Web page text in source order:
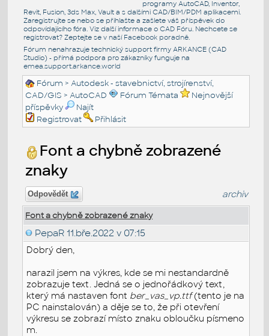
programy AutoCAD, Inventor,
Revit, Fusion, 3ds Max, Vault a s dalšími CAD/BIM/PDM aplikacemi.
Zaregistrujte se nebo se přihlašte a zašlete váš příspěvek do
odpovídajícího fóra. Viz další informace o CAD Fóru. Nechcete se
registrovat? Zeptejte se v naší Facebook poradně.
Fórum nenahrazuje technický support firmy ARKANCE (CAD
Studio) - přímá podpora pro zákazníky funguje na
emea.support.arkance.world
Fórum >Autodesk - stavebnictví, strojírenství,
CAD/GIS >AutoCAD Fórum Témata
Nejnovější
příspěvky
Najít
Registrovat
Přihlásit
Font a chybně zobrazené
znaky
Odpovědět archiv
Font a chybně zobrazené znaky
PepaR 11.bře.2022 v 07:15
Dobrý den,
narazil jsem na výkres, kde se mi nestandardně
zobrazuje text. Jedná se o jednořádkový text,
který má nastaven font ber_vas_vp.ttf(tento je na
PC nainstalován) a děje se to, že při otevření
výkresu se zobrazí místo znaku obloučku písmeno
m.